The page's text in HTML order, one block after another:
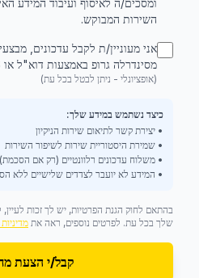
ומסכים/ה לאיסוף ועיבוד המידע
השירות המבוקש.
אני מעוניין/ת לקבל עדכונים,
מסינדרלה גרופ באמצעות דוא"ל או SMS.
(אופציונלי - ניתן לבטל בכל עת)
כיצד נשתמש במידע שלך:
• יצירת קשר לתיאום שירות הניקיון
• שמירת היסטוריית שירות לשיפור השירות
• משלוח עדכונים רלוונטיים (רק אם הסכמת)
• המידע לא יועבר לצדדים שלישיים ללא
בהתאם לחוק הגנת הפרטיות, יש לך זכות
שלך בכל עת. לפרטים נוספים, ראה את
קבל/י הצעת